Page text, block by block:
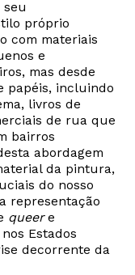
próprio
com materiais
e
mas desde
papéis, incluindo
livros de
de rua que
bairros
abordagem
da pintura,
do nosso
representação
queere
Estados
decorrente da